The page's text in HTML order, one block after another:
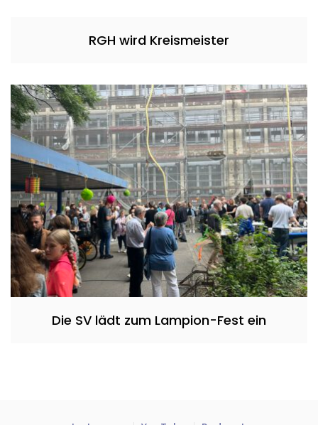
RGH wird Kreismeister
Die SV lädt zum Lampion-Fest ein